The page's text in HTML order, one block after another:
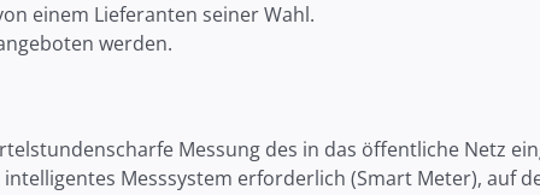
einem Lieferanten seiner Wahl.
werden.
Messung des in das öffentliche Netz
Messsystem erforderlich (Smart Meter), auf